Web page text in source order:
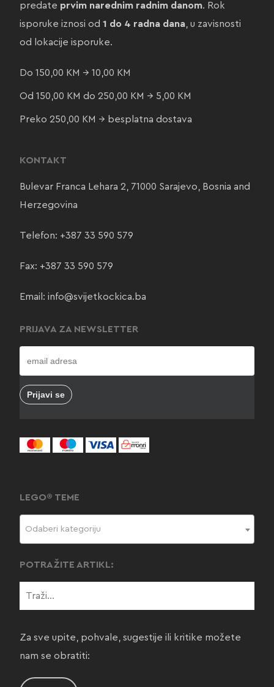
predate prvim narednim radnim danom. Rok
isporuke iznosi od 1 do 4 radna dana, u zavisnosti
od lokacije isporuke.
Do 150,00 KM → 10,00 KM
Od 150,00 KM do 250,00 KM → 5,00 KM
Preko 250,00 KM → besplatna dostava
KONTAKT
Bulevar Franca Lehara 2, 71000 Sarajevo, Bosnia and
Herzegovina
Telefon: +387 33 590 579
Fax: +387 33 590 579
Email: info@svijetkockica.ba
PRIJAVA ZA NEWSLETTER
LEGO® TEME
Odaberi kategoriju
POTRAŽITE ARTIKL:
Za sve upite, pohvale, sugestije ili kritike možete
nam se obratiti: